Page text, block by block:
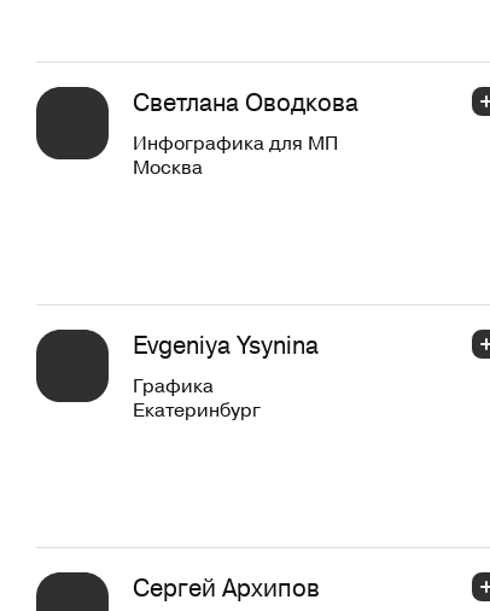
Светлана Оводкова
Инфографика для МП
Москва
Evgeniya Ysynina
Графика
Екатеринбург
Сергей Архипов